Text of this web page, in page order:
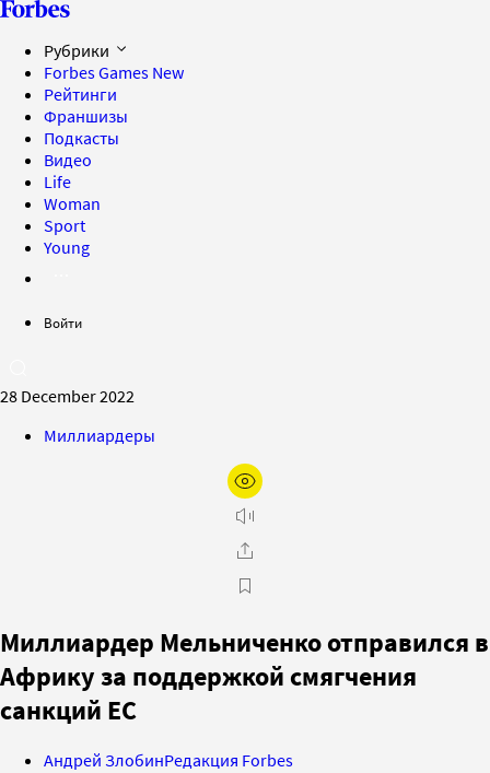
Рубрики
Forbes Games New
Рейтинги
Франшизы
Подкасты
Видео
Life
Woman
Sport
Young
Войти
28 December 2022
Миллиардеры
Миллиардер Мельниченко отправился в
Африку за поддержкой смягчения
санкций ЕС
Андрей ЗлобинРедакция Forbes